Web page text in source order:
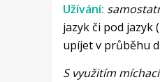
Užívání:
jazyk či pod
upíjet v průběhu
S využitím